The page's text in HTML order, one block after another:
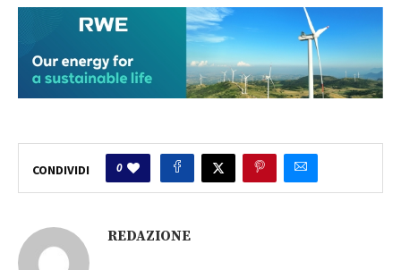
CONDIVIDI 0
REDAZIONE